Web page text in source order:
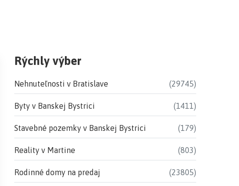
Rýchly výber
Nehnuteľnosti v Bratislave (29745)
Byty v Banskej Bystrici (1411)
Stavebné pozemky v Banskej Bystrici (179)
Reality v Martine (803)
Rodinné domy na predaj (23805)